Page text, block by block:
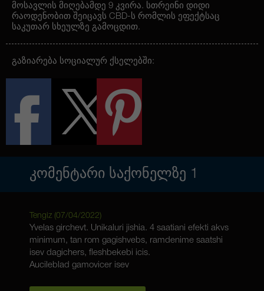
მოსავლის მიღებამდე 9 კვირა. სთრეინი დიდი
რაოდენობით შეიცავს CBD-ს რომლის ეფექტსაც
საკუთარ სხეულზე გამოცდით.
გაზიარება სოციალურ ქსელებში:
ᲙᲝᲛᲔᲜᲢᲐᲠᲘ ᲡᲐᲥᲝᲜᲔᲚᲖᲔ 1
Tengiz (07/04/2022)
Yvelas girchevt. Unikaluri jishia. 4 saatiani efekti akvs
minimum, tan rom gagishvebs, ramdenime saatshi
isev dagichers, fleshbekebi icis.
Aucileblad gamovicer isev